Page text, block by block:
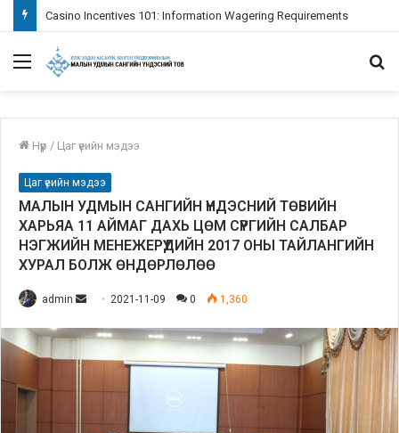
Casino Incentives 101: Information Wagering Requirements
Menu
Нүүр / Цаг үеийн мэдээ
Цаг үеийн мэдээ
МАЛЫН УДМЫН САНГИЙН ҮНДЭСНИЙ ТӨВИЙН
ХАРЬЯА 11 АЙМАГ ДАХЬ ЦӨМ СҮРГИЙН САЛБАР
НЭГЖИЙН МЕНЕЖЕРҮҮДИЙН 2017 ОНЫ ТАЙЛАНГИЙН
ХУРАЛ БОЛЖ ӨНДӨРЛӨЛӨӨ
admin
n
d
2021-11-09 0 1,360